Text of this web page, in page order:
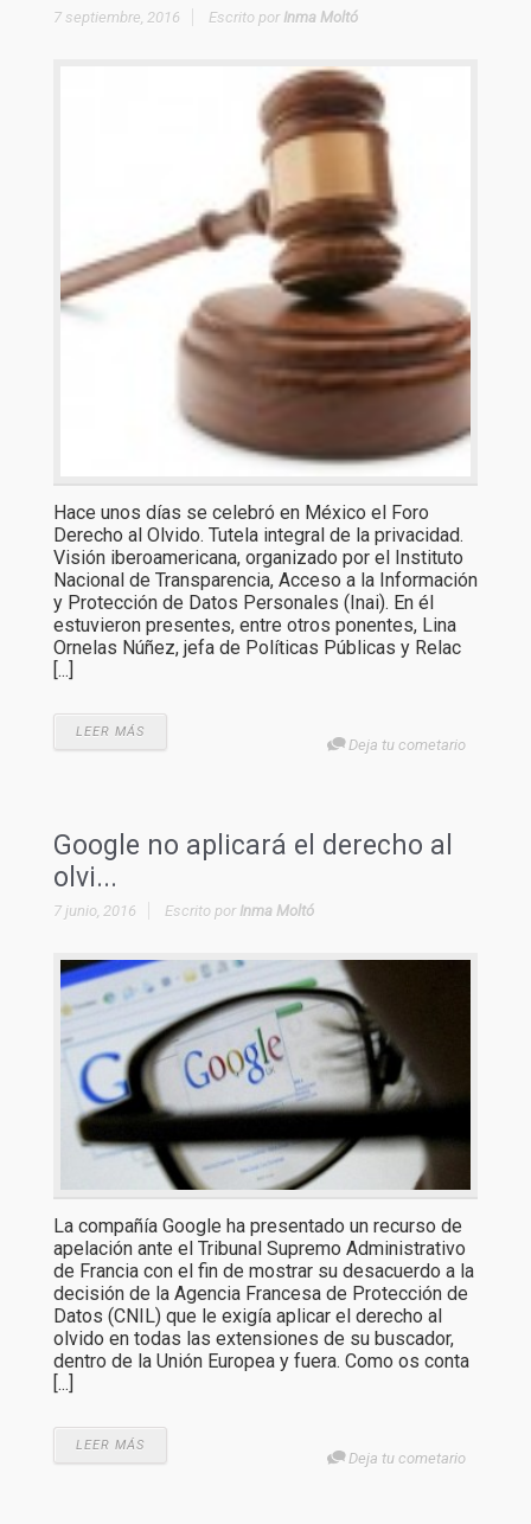
7 septiembre, 2016 Escrito por Inma Moltó
Hace unos días se celebró en México el Foro
Derecho al Olvido. Tutela integral de la privacidad.
Visión iberoamericana, organizado por el Instituto
Nacional de Transparencia, Acceso a la Información
y Protección de Datos Personales (Inai). En él
estuvieron presentes, entre otros ponentes, Lina
Ornelas Núñez, jefa de Políticas Públicas y Relac
[...]
LEER MÁS
Deja tu cometario
Google no aplicará el derecho al
olvi...
7 junio, 2016 Escrito por Inma Moltó
La compañía Google ha presentado un recurso de
apelación ante el Tribunal Supremo Administrativo
de Francia con el fin de mostrar su desacuerdo a la
decisión de la Agencia Francesa de Protección de
Datos (CNIL) que le exigía aplicar el derecho al
olvido en todas las extensiones de su buscador,
dentro de la Unión Europea y fuera. Como os conta
[...]
LEER MÁS
Deja tu cometario